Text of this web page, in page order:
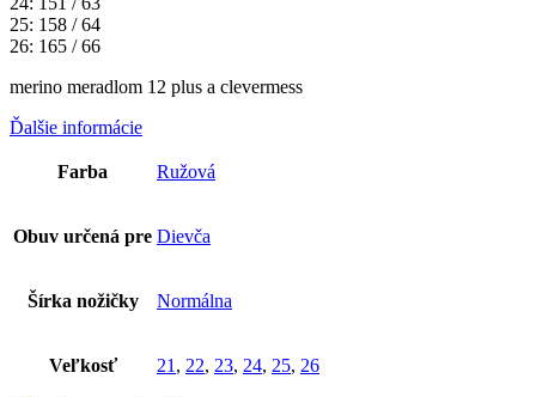
25: 158 / 64
26: 165 / 66
merino meradlom 12 plus a clevermess
Ďalšie informácie
Farba Ružová
Obuv určená pre Dievča
Šírka nožičky Normálna
Veľkosť 21 , 22, 23, 24, 25, 26